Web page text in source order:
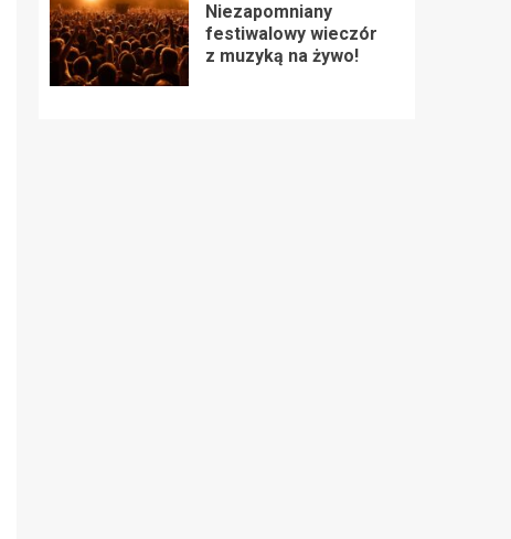
Niezapomniany
festiwalowy wieczór
z muzyką na żywo!